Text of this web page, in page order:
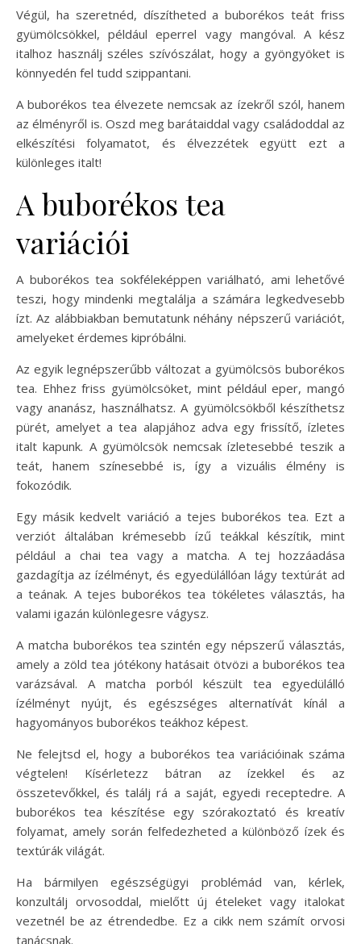
Végül, ha szeretnéd, díszítheted a buborékos teát friss
gyümölcsökkel, például eperrel vagy mangóval. A kész
italhoz használj széles szívószálat, hogy a gyöngyöket is
könnyedén fel tudd szippantani.
A buborékos tea élvezete nemcsak az ízekről szól, hanem
az élményről is. Oszd meg barátaiddal vagy családoddal az
elkészítési folyamatot, és élvezzétek együtt ezt a
különleges italt!
A buborékos tea
variációi
A buborékos tea sokféleképpen variálható, ami lehetővé
teszi, hogy mindenki megtalálja a számára legkedvesebb
ízt. Az alábbiakban bemutatunk néhány népszerű variációt,
amelyeket érdemes kipróbálni.
Az egyik legnépszerűbb változat a gyümölcsös buborékos
tea. Ehhez friss gyümölcsöket, mint például eper, mangó
vagy ananász, használhatsz. A gyümölcsökből készíthetsz
pürét, amelyet a tea alapjához adva egy frissítő, ízletes
italt kapunk. A gyümölcsök nemcsak ízletesebbé teszik a
teát, hanem színesebbé is, így a vizuális élmény is
fokozódik.
Egy másik kedvelt variáció a tejes buborékos tea. Ezt a
verziót általában krémesebb ízű teákkal készítik, mint
például a chai tea vagy a matcha. A tej hozzáadása
gazdagítja az ízélményt, és egyedülállóan lágy textúrát ad
a teának. A tejes buborékos tea tökéletes választás, ha
valami igazán különlegesre vágysz.
A matcha buborékos tea szintén egy népszerű választás,
amely a zöld tea jótékony hatásait ötvözi a buborékos tea
varázsával. A matcha porból készült tea egyedülálló
ízélményt nyújt, és egészséges alternatívát kínál a
hagyományos buborékos teákhoz képest.
Ne felejtsd el, hogy a buborékos tea variációinak száma
végtelen! Kísérletezz bátran az ízekkel és az
összetevőkkel, és találj rá a saját, egyedi receptedre. A
buborékos tea készítése egy szórakoztató és kreatív
folyamat, amely során felfedezheted a különböző ízek és
textúrák világát.
Ha bármilyen egészségügyi problémád van, kérlek,
konzultálj orvosoddal, mielőtt új ételeket vagy italokat
vezetnél be az étrendedbe. Ez a cikk nem számít orvosi
tanácsnak.